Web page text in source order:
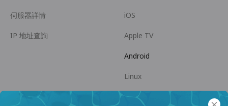
伺服器詳情
IP 地址查詢
iOS
Apple TV
Android
Linux
Android TV